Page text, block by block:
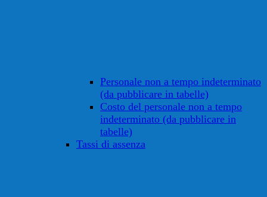
Personale non a tempo indeterminato
(da pubblicare in tabelle)
Costo del personale non a tempo
indeterminato (da pubblicare in
tabelle)
Tassi di assenza